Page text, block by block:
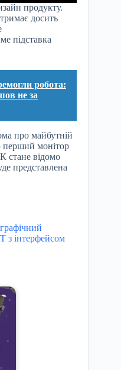
продукту.
досить
підставка
робота:
не за
про майбутній
перший монітор
стане відомо
представлена
з інтерфейсом